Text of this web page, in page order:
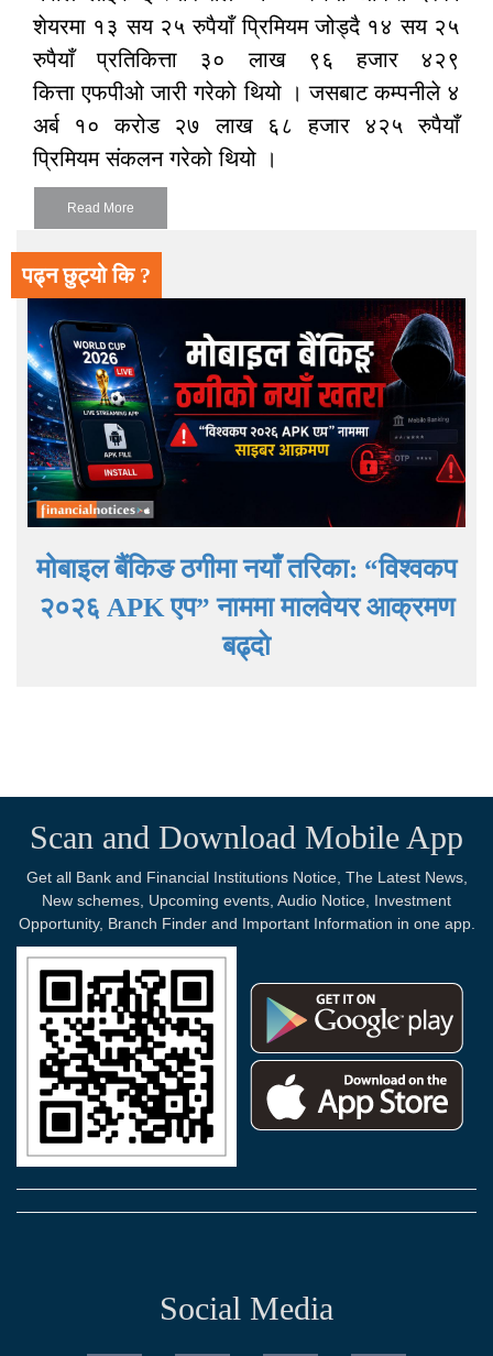
शेयरमा १३ सय २५ रुपैयाँ प्रिमियम जोड्दै १४ सय २५
रुपैयाँ प्रतिकित्ता ३० लाख ९६ हजार ४२९
कित्ता एफपीओ जारी गरेको थियो । जसबाट कम्पनीले ४
अर्ब १० करोड २७ लाख ६८ हजार ४२५ रुपैयाँ
प्रिमियम संकलन गरेको थियो ।
Read More
पढ्न छुट्यो कि ?
मोबाइल बैंकिङ ठगीमा नयाँ तरिका: “विश्वकप
२०२६ APK एप” नाममा मालवेयर आक्रमण
बढ्दाे
Scan and Download Mobile App
Get all Bank and Financial Institutions Notice, The Latest News,
New schemes, Upcoming events, Audio Notice, Investment
Opportunity, Branch Finder and Important Information in one app.
Social Media